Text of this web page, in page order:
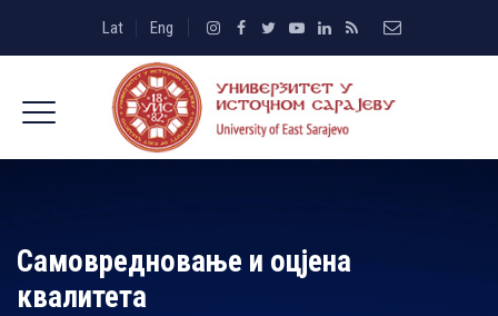
Lat Eng
Самовредновање и оцјена
квалитета